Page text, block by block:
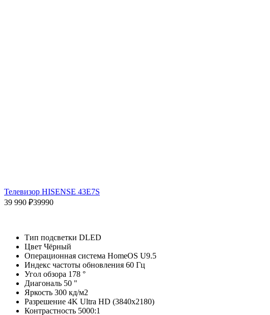
Телевизор HISENSE 43E7S
39 990 ₽39990
Тип подсветки DLED
Цвет Чёрный
Операционная система HomeOS U9.5
Индекс частоты обновления 60 Гц
Угол обзора 178 °
Диагональ 50 "
Яркость 300 кд/м2
Разрешение 4K Ultra HD (3840x2180)
Контрастность 5000:1